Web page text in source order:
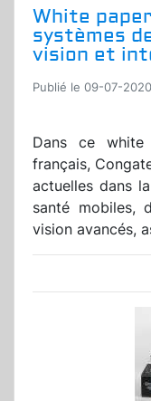
White
systèmes
vision et
Publié le 09-07-
Dans ce
français,
actuelles dans
santé mobiles,
vision avancés,